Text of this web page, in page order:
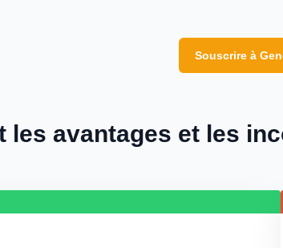
Souscrire à
les avantages et les